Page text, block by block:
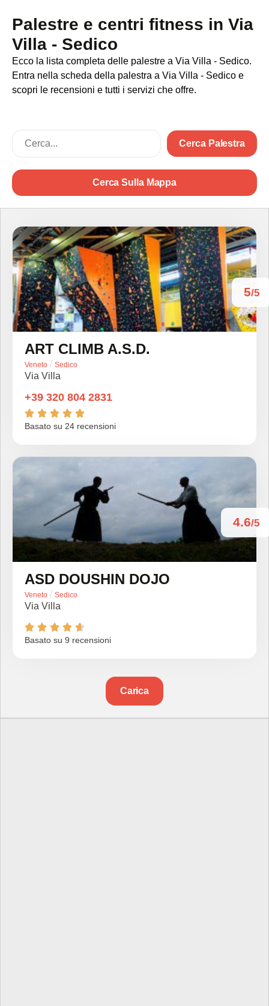
Palestre e centri fitness in Via
Villa - Sedico
Ecco la lista completa delle palestre a Via Villa - Sedico.
Entra nella scheda della palestra a Via Villa - Sedico e
scopri le recensioni e tutti i servizi che offre.
Cerca Palestra
Cerca Sulla Mappa
5/5
ART CLIMB A.S.D.
Veneto / Sedico
Via Villa
+39 320 804 2831
    
Basato su 24 recensioni
4.6/5
ASD DOUSHIN DOJO
Veneto / Sedico
Via Villa
    
Basato su 9 recensioni
Carica